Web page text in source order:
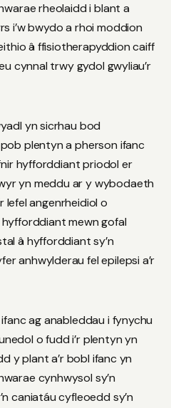
rheolaidd i blant a
i’w bwydo a rhoi moddion
â ffisiotherapyddion caiff
cynnal trwy gydol gwyliau’r
yn sicrhau bod
plentyn a pherson ifanc
hyfforddiant priodol er
yn meddu ar y wybodaeth
lefel angenrheidiol o
mewn gofal
â hyfforddiant sy’n
anhwylderau fel epilepsi a’r
ag anableddau i fynychu
o fudd i’r plentyn yn
y plant a’r bobl ifanc yn
cynhwysol sy’n
caniatáu cyfleoedd sy’n